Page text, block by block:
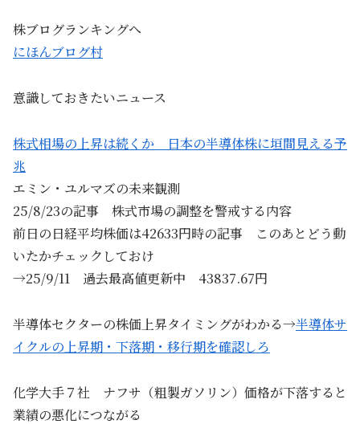
株ブログランキングへ
にほんブログ村
意識しておきたいニュース
株式相場の上昇は続くか 日本の半導体株に垣間見える予
兆
エミン・ユルマズの未来観測
25/8/23の記事 株式市場の調整を警戒する内容
前日の日経平均株価は42633円時の記事 このあとどう動
いたかチェックしておけ
→25/9/11 過去最高値更新中 43837.67円
半導体セクターの株価上昇タイミングがわかる→半導体サ
イクルの上昇期・下落期・移行期を確認しろ
化学大手７社 ナフサ（粗製ガソリン）価格が下落すると
業績の悪化につながる